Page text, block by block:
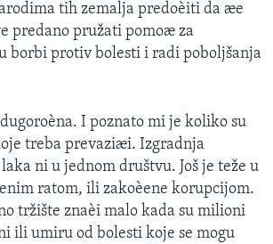
tih zemalja predoèiti da æe
predano pružati pomoæ za
borbi protiv bolesti i radi poboljšanja
I poznato mi je koliko su
treba prevaziæi. Izgradnja
ni u jednom društvu. Još je teže u
ratom, ili zakoèene korupcijom.
tržište znaèi malo kada su milioni
ili umiru od bolesti koje se mogu